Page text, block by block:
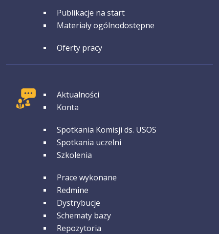
GRUPA 4
Publikacje na start
Materiały ogólnodostępne
GRUPA 5
Oferty pracy
GRUPA 1
Aktualności
Konta
GRUPA 2
Spotkania Komisji ds. USOS
Spotkania uczelni
Szkolenia
GRUPA 3
Prace wykonane
Redmine
Dystrybucje
Schematy bazy
Repozytoria